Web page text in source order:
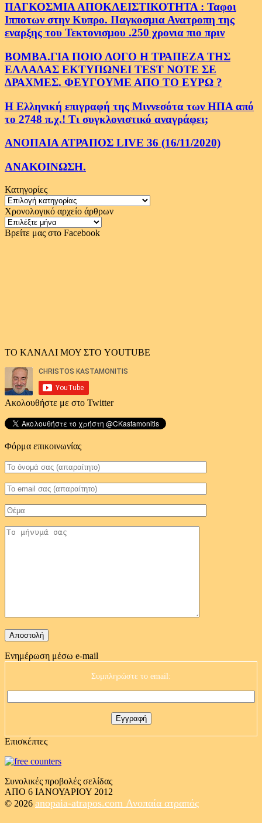
ΠΑΓΚΟΣΜΙΑ ΑΠΟΚΛΕΙΣΤΙΚΟΤΗΤΑ : Ταφοι
Ιπποτων στην Κυπρο. Παγκοσμια Ανατροπη της
εναρξης του Τεκτονισμου .250 χρονια πιο πριν
ΒΟΜΒΑ.ΓΙΑ ΠΟΙΟ ΛΟΓΟ Η ΤΡΑΠΕΖΑ ΤΗΣ
ΕΛΛΑΔΑΣ ΕΚΤΥΠΩΝΕΙ TEST NOTE ΣΕ
ΔΡΑΧΜΕΣ. ΦΕΥΓΟΥΜΕ ΑΠΟ ΤΟ ΕΥΡΩ ?
Η Ελληνική επιγραφή της Μιννεσότα των ΗΠΑ από
το 2748 π.χ.! Τι συγκλονιστικό αναγράφει;
ΑΝΟΠΑΙΑ ΑΤΡΑΠΟΣ LIVE 36 (16/11/2020)
ΑΝΑΚΟΙΝΩΣΗ.
Κατηγορίες
Κατηγορίες
Χρονολογικό αρχείο άρθρων
Χρονολογικό
αρχείο
Βρείτε μας στο Facebook
ΤΟ ΚΑΝΑΛΙ ΜΟΥ ΣΤΟ YOUTUBE
Ακολουθήστε με στο Twitter
Φόρμα επικοινωνίας
Ενημέρωση μέσω e-mail
Συμπληρώστε το email:
Επισκέπτες
Συνολικές προβολές σελίδας
ΑΠΟ 6 ΙΑΝΟΥΑΡΙΟΥ 2012
© 2026 anopaia-atrapos.com Ανοπαία ατραπός